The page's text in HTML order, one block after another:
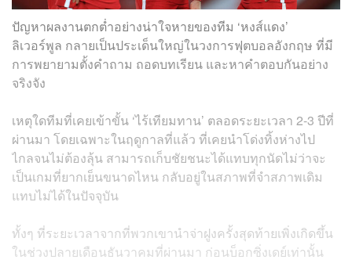
ปัญหาผลงานตกต่ำอย่างน่าใจหายของทีม ‘หงส์แดง’
ลิเวอร์พูล กลายเป็นประเด็นใหญ่ในวงการฟุตบอลอังกฤษ ที่มี
การพยายามตั้งคำถาม ถอดบทเรียน และหาคำตอบกันอย่าง
จริงจัง
เหตุใดทีมที่เคยเข้าขั้น ‘ไร้เทียมทาน’ ตลอดระยะเวลา 2-3 ปีที่
ผ่านมา โดยเฉพาะในฤดูกาลที่แล้ว ที่เคยนำโด่งทิ้งห่างไป
ไกลจนไม่ต้องลุ้น สามารถเก็บชัยชนะได้แทบทุกนัดไม่ว่าจะ
เป็นเกมที่ยากเย็นขนาดไหน กลับอยู่ในสภาพที่จำสภาพเดิม
แทบไม่ได้ในปัจจุบัน
ทั้งๆ ที่ระยะเวลาจากที่พวกเขานำจ่าฝูงครั้งสุดท้ายเพิ่งเกิดขึ้น
ในช่วงปลายเดือนธันวาคมที่ผ่านมา ก่อนบ็อกซิ่งเดย์เท่านั้น